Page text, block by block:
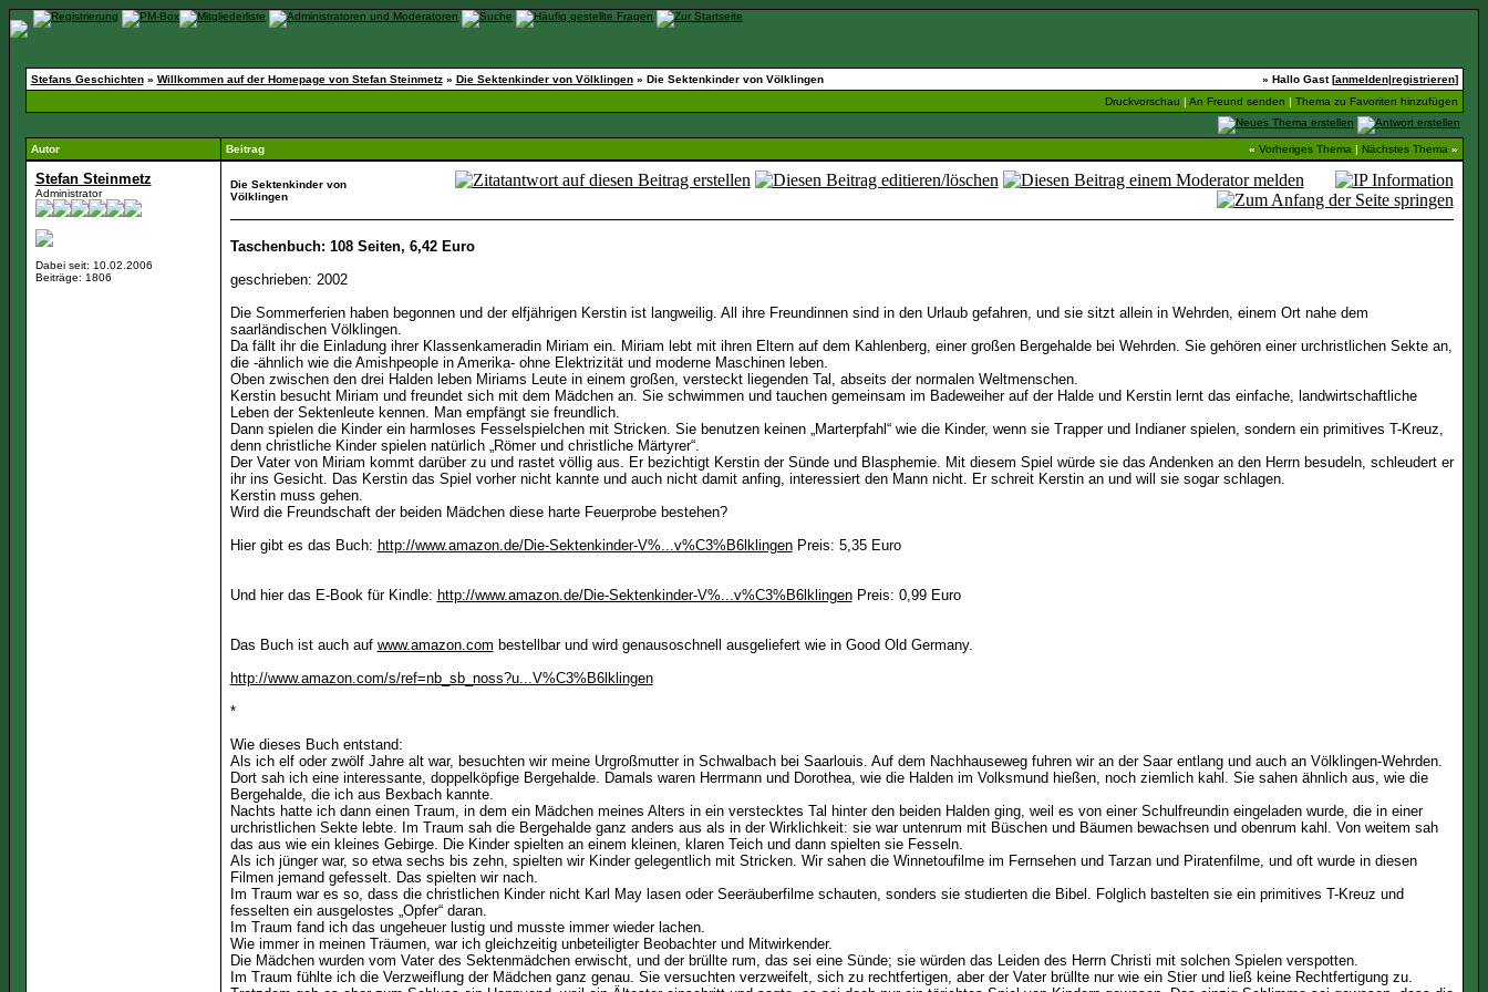
Stefans Geschichten» Willkommen auf der Homepage von Stefan Steinmetz» Die Sektenkinder von Völklingen» Die Sektenkinder von Völklingen » Hallo Gast [anmelden|registrieren]
Druckvorschau | An Freund senden | Thema zu Favoriten hinzufügen
Autor Beitrag « Vorheriges Thema | Nächstes Thema »
Stefan Steinmetz
Administrator
Dabei seit: 10.02.2006
Beiträge: 1806
Die Sektenkinder von
Völklingen
Taschenbuch: 108 Seiten, 6,42 Euro
geschrieben: 2002
Die Sommerferien haben begonnen und der elfjährigen Kerstin ist langweilig. All ihre Freundinnen sind in den Urlaub gefahren, und sie sitzt allein in Wehrden, einem Ort nahe dem
saarländischen Völklingen.
Da fällt ihr die Einladung ihrer Klassenkameradin Miriam ein. Miriam lebt mit ihren Eltern auf dem Kahlenberg, einer großen Bergehalde bei Wehrden. Sie gehören einer urchristlichen Sekte an,
die -ähnlich wie die Amishpeople in Amerika- ohne Elektrizität und moderne Maschinen leben.
Oben zwischen den drei Halden leben Miriams Leute in einem großen, versteckt liegenden Tal, abseits der normalen Weltmenschen.
Kerstin besucht Miriam und freundet sich mit dem Mädchen an. Sie schwimmen und tauchen gemeinsam im Badeweiher auf der Halde und Kerstin lernt das einfache, landwirtschaftliche
Leben der Sektenleute kennen. Man empfängt sie freundlich.
Dann spielen die Kinder ein harmloses Fesselspielchen mit Stricken. Sie benutzen keinen „Marterpfahl“ wie die Kinder, wenn sie Trapper und Indianer spielen, sondern ein primitives T-Kreuz,
denn christliche Kinder spielen natürlich „Römer und christliche Märtyrer“.
Der Vater von Miriam kommt darüber zu und rastet völlig aus. Er bezichtigt Kerstin der Sünde und Blasphemie. Mit diesem Spiel würde sie das Andenken an den Herrn besudeln, schleudert er
ihr ins Gesicht. Das Kerstin das Spiel vorher nicht kannte und auch nicht damit anfing, interessiert den Mann nicht. Er schreit Kerstin an und will sie sogar schlagen.
Kerstin muss gehen.
Wird die Freundschaft der beiden Mädchen diese harte Feuerprobe bestehen?
Hier gibt es das Buch: http://www.amazon.de/Die-Sektenkinder-V%...v%C3%B6lklingenPreis: 5,35 Euro
Und hier das E-Book für Kindle: http://www.amazon.de/Die-Sektenkinder-V%...v%C3%B6lklingenPreis: 0,99 Euro
Das Buch ist auch auf www.amazon.com bestellbar und wird genausoschnell ausgeliefert wie in Good Old Germany.
http://www.amazon.com/s/ref=nb_sb_noss?u...V%C3%B6lklingen
*
Wie dieses Buch entstand:
Als ich elf oder zwölf Jahre alt war, besuchten wir meine Urgroßmutter in Schwalbach bei Saarlouis. Auf dem Nachhauseweg fuhren wir an der Saar entlang und auch an Völklingen-Wehrden.
Dort sah ich eine interessante, doppelköpfige Bergehalde. Damals waren Herrmann und Dorothea, wie die Halden im Volksmund hießen, noch ziemlich kahl. Sie sahen ähnlich aus, wie die
Bergehalde, die ich aus Bexbach kannte.
Nachts hatte ich dann einen Traum, in dem ein Mädchen meines Alters in ein verstecktes Tal hinter den beiden Halden ging, weil es von einer Schulfreundin eingeladen wurde, die in einer
urchristlichen Sekte lebte. Im Traum sah die Bergehalde ganz anders aus als in der Wirklichkeit: sie war untenrum mit Büschen und Bäumen bewachsen und obenrum kahl. Von weitem sah
das aus wie ein kleines Gebirge. Die Kinder spielten an einem kleinen, klaren Teich und dann spielten sie Fesseln.
Als ich jünger war, so etwa sechs bis zehn, spielten wir Kinder gelegentlich mit Stricken. Wir sahen die Winnetoufilme im Fernsehen und Tarzan und Piratenfilme, und oft wurde in diesen
Filmen jemand gefesselt. Das spielten wir nach.
Im Traum war es so, dass die christlichen Kinder nicht Karl May lasen oder Seeräuberfilme schauten, sonders sie studierten die Bibel. Folglich bastelten sie ein primitives T-Kreuz und
fesselten ein ausgelostes „Opfer“ daran.
Im Traum fand ich das ungeheuer lustig und musste immer wieder lachen.
Wie immer in meinen Träumen, war ich gleichzeitig unbeteiligter Beobachter und Mitwirkender.
Die Mädchen wurden vom Vater des Sektenmädchen erwischt, und der brüllte rum, das sei eine Sünde; sie würden das Leiden des Herrn Christi mit solchen Spielen verspotten.
Im Traum fühlte ich die Verzweiflung der Mädchen ganz genau. Sie versuchten verzweifelt, sich zu rechtfertigen, aber der Vater brüllte nur wie ein Stier und ließ keine Rechtfertigung zu.